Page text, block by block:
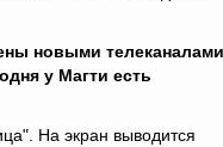
новыми
у Магти есть
На экран выводится